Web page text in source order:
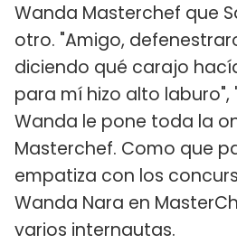
Wanda Masterchef que
otro. "Amigo,
diciendo qué carajo
para mí hizo alto laburo",
Wanda le pone toda la
Masterchef. Como que
empatiza con los
Wanda Nara en
varios internautas.